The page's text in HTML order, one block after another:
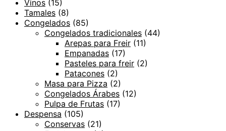
Vinos (15)
Tamales (8)
Congelados (85)
Congelados tradicionales (44)
Arepas para Freir (11)
Empanadas (17)
Pasteles para freir (2)
Patacones (2)
Masa para Pizza (2)
Congelados Árabes (12)
Pulpa de Frutas (17)
Despensa (105)
Conservas (21)